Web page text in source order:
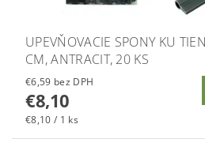
UPEVŇOVACIE SPONY KU
CM, ANTRACIT, 20 KS
€6,59 bez DPH
€8,10
€8,10 / 1 ks